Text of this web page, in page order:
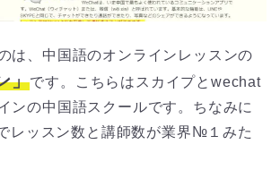
は、中国語のオンラインレッスンの
」です。こちらはスカイプとwechat
ンの中国語スクールです。ちなみに
レッスン数と講師数が業界№１みた